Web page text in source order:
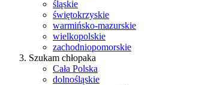
śląskie
świętokrzyskie
warmińsko-mazurskie
wielkopolskie
zachodniopomorskie
Szukam chłopaka
Cała Polska
dolnośląskie